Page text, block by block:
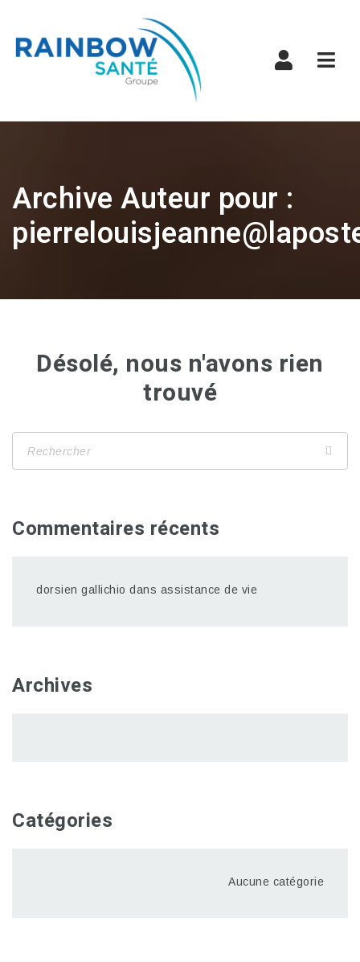
Archive Auteur pour :
Désolé, nous n'avons rien
trouvé
Commentaires récents
dorsien gallichio dans assistance de vie
Archives
Catégories
Aucune catégorie